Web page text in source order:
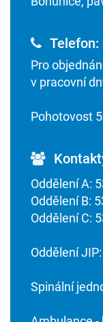
Telefon:
Pro
v pracovní
Pohotovost
Oddělení A:
Oddělení B:
Oddělení C:
Oddělení
Spinální